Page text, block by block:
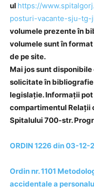
ul https://
posturi-vacante-sju-
volumele prezente în
volumele sunt în
de pe site.
Mai jos sunt
solicitate în
legislație. Informații
compartimentul Relații
Spitalului 700-str.
ORDIN 1226 din 03-12-
Ordin nr. 1101
accidentale a